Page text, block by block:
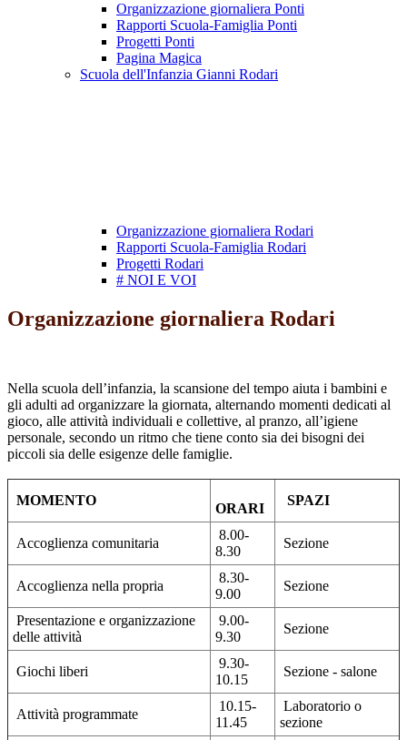
Organizzazione giornaliera Ponti
Rapporti Scuola-Famiglia Ponti
Progetti Ponti
Pagina Magica
Scuola dell'Infanzia Gianni Rodari
Organizzazione giornaliera Rodari
Rapporti Scuola-Famiglia Rodari
Progetti Rodari
# NOI E VOI
Organizzazione giornaliera Rodari
Nella scuola dell’infanzia, la scansione del tempo aiuta i bambini e
gli adulti ad organizzare la giornata, alternando momenti dedicati al
gioco, alle attività individuali e collettive, al pranzo, all’igiene
personale, secondo un ritmo che tiene conto sia dei bisogni dei
piccoli sia delle esigenze delle famiglie.
MOMENTO
ORARI
SPAZI
Accoglienza comunitaria
8.00-
8.30
Sezione
Accoglienza nella propria
8.30-
9.00
Sezione
Presentazione e organizzazione
delle attività
9.00-
9.30
Sezione
Giochi liberi
9.30-
10.15
Sezione - salone
Attività programmate
10.15-
11.45
Laboratorio o
sezione